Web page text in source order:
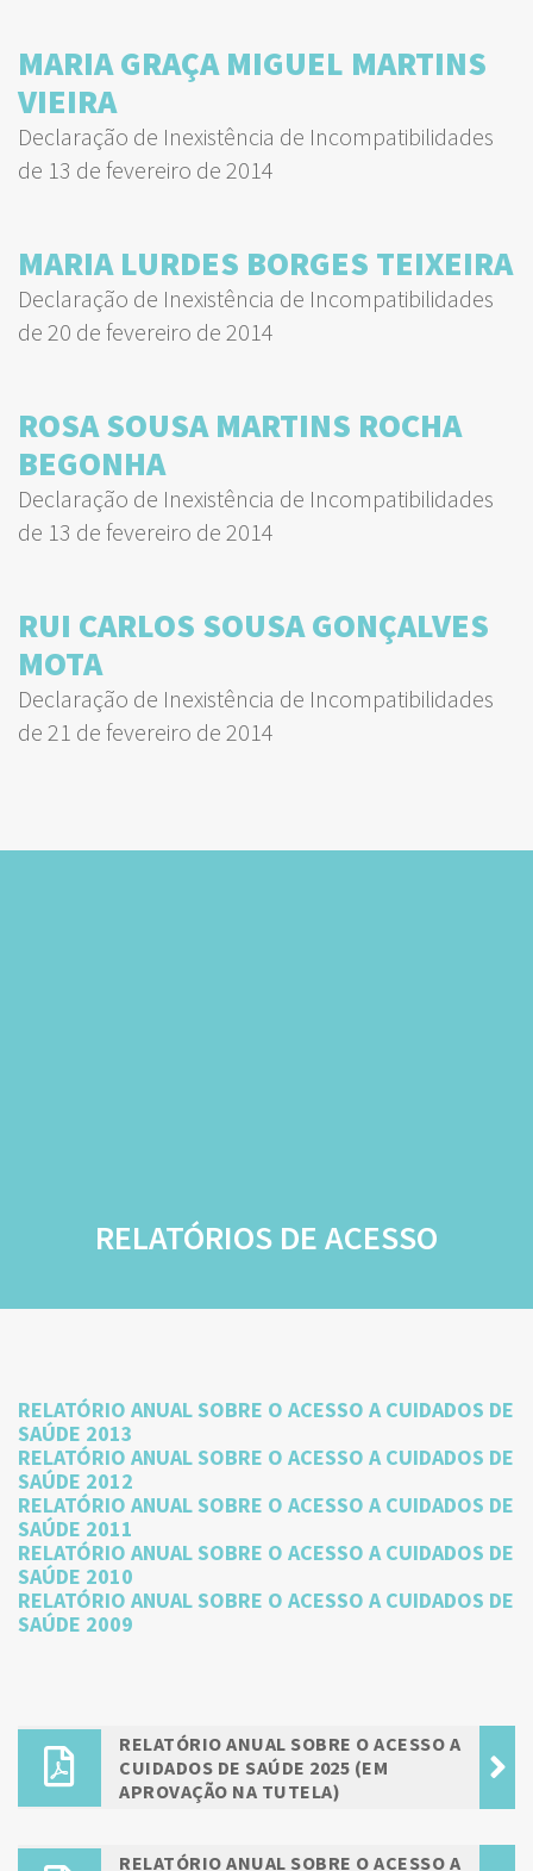
MARIA GRAÇA MIGUEL MARTINS
VIEIRA
Declaração de Inexistência de Incompatibilidades
de 13 de fevereiro de 2014
MARIA LURDES BORGES TEIXEIRA
Declaração de Inexistência de Incompatibilidades
de 20 de fevereiro de 2014
ROSA SOUSA MARTINS ROCHA
BEGONHA
Declaração de Inexistência de Incompatibilidades
de 13 de fevereiro de 2014
RUI CARLOS SOUSA GONÇALVES
MOTA
Declaração de Inexistência de Incompatibilidades
de 21 de fevereiro de 2014
RELATÓRIOS DE ACESSO
RELATÓRIO ANUAL SOBRE O ACESSO A CUIDADOS DE
SAÚDE 2013
RELATÓRIO ANUAL SOBRE O ACESSO A CUIDADOS DE
SAÚDE 2012
RELATÓRIO ANUAL SOBRE O ACESSO A CUIDADOS DE
SAÚDE 2011
RELATÓRIO ANUAL SOBRE O ACESSO A CUIDADOS DE
SAÚDE 2010
RELATÓRIO ANUAL SOBRE O ACESSO A CUIDADOS DE
SAÚDE 2009
RELATÓRIO ANUAL SOBRE O ACESSO A
CUIDADOS DE SAÚDE 2025 (EM
APROVAÇÃO NA TUTELA)
RELATÓRIO ANUAL SOBRE O ACESSO A